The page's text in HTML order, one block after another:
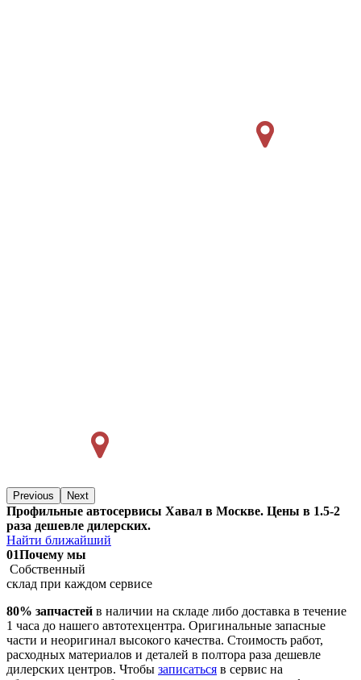
Previous Next
Профильные автосервисы Хавал в Москве. Цены в 1.5-2
раза дешевле дилерских.
Найти ближайший
01Почему мы
Собственный
склад при каждом сервисе
80% запчастей в наличии на складе либо доставка в течение
1 часа до нашего автотехцентра. Оригинальные запасные
части и неоригинал высокого качества. Стоимость работ,
расходных материалов и деталей в полтора раза дешевле
дилерских центров. Чтобы записаться в сервис на